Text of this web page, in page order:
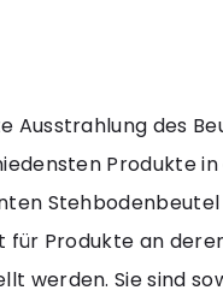
des
Produkte
für Produkte an
werden. Sie sind